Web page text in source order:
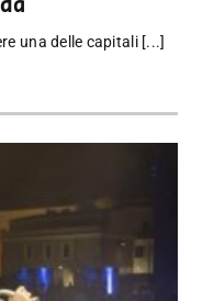
una delle capitali [...]